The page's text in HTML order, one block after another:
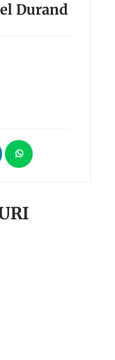
Durand